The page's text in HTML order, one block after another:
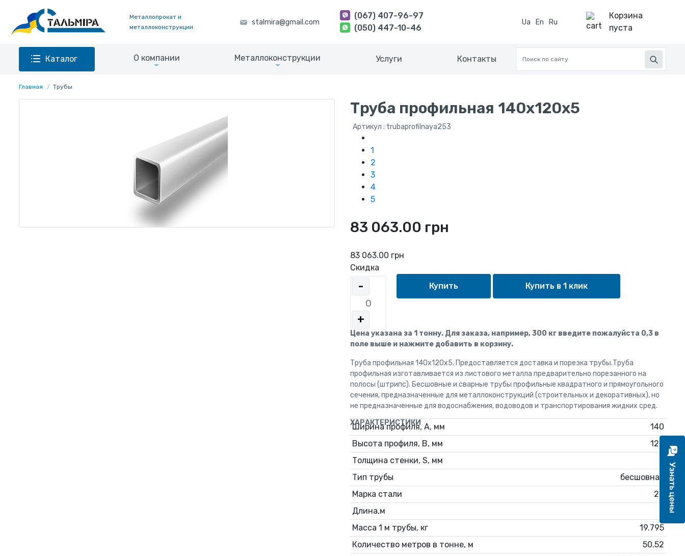
Металлопрокат и
металлоконструкции
(067) 407-96-97
(050) 447-10-46
Ua En Ru
Корзина
пуста
Каталог О компании Металлоконструкции Услуги Контакты
Главная Трубы
Труба профильная 140x120x5
Артикул : trubaprofilnaya253
1
2
3
4
5
83 063.00 грн
83 063.00 грн
Скидка
-
+
Купить в 1 клик
Цена указана за 1 тонну. Для заказа, например, 300 кг введите пожалуйста 0,3 в
поле выше и нажмите добавить в корзину.
Труба профильная 140x120x5. Предоставляется доставка и порезка трубы.Труба
профильная изготавливается из листового металла предварительно порезанного на
полосы (штрипс). Бесшовные и сварные трубы профильные квадратного и прямоугольного
сечения, предназначенные для металлоконструкций (строительных и декоративных), но
не предназначенные для водоснабжения, водоводов и транспортирования жидких сред.
ХАРАКТЕРИСТИКИ
Ширина профиля, А, мм
140
Высота профиля, В, мм
120
Толщина стенки, S, мм
Тип трубы
бесшовная
Марка стали
20
Длина,м
Масса 1 м трубы, кг
19.795
Количество метров в тонне, м
50.52